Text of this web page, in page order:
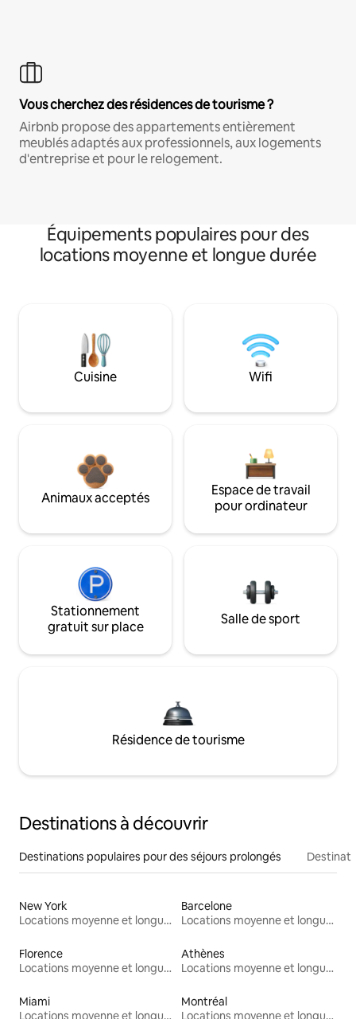
Vous cherchez des résidences de tourisme ?
Airbnb propose des appartements entièrement
meublés adaptés aux professionnels, aux logements
d'entreprise et pour le relogement.
Équipements populaires pour des
locations moyenne et longue durée
Cuisine Wifi
Animaux acceptés
Espace de travail
pour ordinateur
Stationnement
gratuit sur place
Salle de sport
Résidence de tourisme
Destinations à découvrir
Destinations populaires pour des séjours prolongés
New York
Locations moyenne et longue durée
Barcelone
Locations moyenne et longue durée
Florence
Locations moyenne et longue durée
Athènes
Locations moyenne et longue durée
Miami
Locations moyenne et longue durée
Montréal
Locations moyenne et longue durée